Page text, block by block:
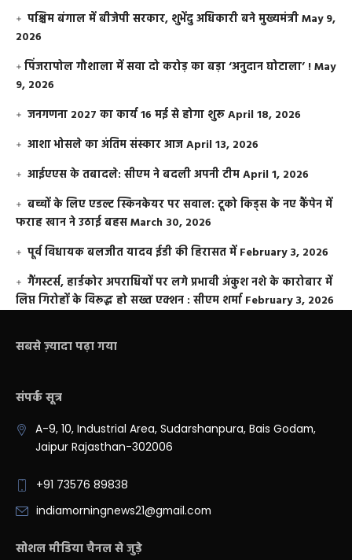
पश्चिम बंगाल में बीजेपी सरकार, शुभेंदु अधिकारी बने मुख्यमंत्रीMay 9,
2026
​पिंजरापोल गौशाला में सवा दो करोड़ का बड़ा ‘अनुदान घोटाला’ !May
9, 2026
जनगणना 2027 का कार्य 16 मई से होगा शुरूApril 18, 2026
आशा भोसले का अंतिम संस्कार आजApril 13, 2026
आईएएस के तबादले: सीएम ने बदली अपनी टीमApril 1, 2026
बच्चों के लिए एडल्ट स्किनकेयर पर सवाल: टूको किड्स के नए कैंपेन में
फराह खान ने उठाई बहसMarch 30, 2026
पूर्व विधायक बलजीत यादव ईडी की हिरासत में February 3, 2026
गैंगस्टर्स, हार्डकोर अपराधियों पर लगे प्रभावी अंकुश नशे के कारोबार में
लिप्त गिरोहों के विरूद्ध हो सख्त एक्शन : सीएम शर्मा February 3, 2026
सबसे ज़्यादा पढ़ा गया
संपर्क सूत्र
A-9, 10, Industrial Area, Sudarshanpura, Bais Godam,
Jaipur Rajasthan-302006
+91 73576 89838
indiamorningnews21@gmail.com
सोशल मीडिया चैनल से जुड़े